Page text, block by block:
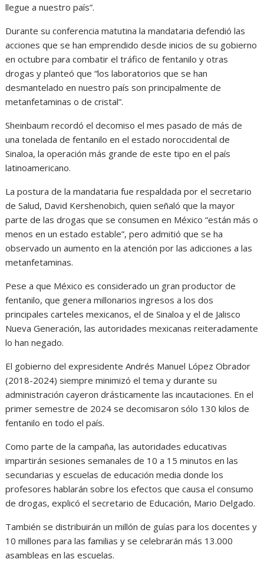
llegue a nuestro país”.
Durante su conferencia matutina la mandataria defendió las
acciones que se han emprendido desde inicios de su gobierno
en octubre para combatir el tráfico de fentanilo y otras
drogas y planteó que “los laboratorios que se han
desmantelado en nuestro país son principalmente de
metanfetaminas o de cristal”.
Sheinbaum recordó el decomiso el mes pasado de más de
una tonelada de fentanilo en el estado noroccidental de
Sinaloa, la operación más grande de este tipo en el país
latinoamericano.
La postura de la mandataria fue respaldada por el secretario
de Salud, David Kershenobich, quien señaló que la mayor
parte de las drogas que se consumen en México “están más o
menos en un estado estable”, pero admitió que se ha
observado un aumento en la atención por las adicciones a las
metanfetaminas.
Pese a que México es considerado un gran productor de
fentanilo, que genera millonarios ingresos a los dos
principales carteles mexicanos, el de Sinaloa y el de Jalisco
Nueva Generación, las autoridades mexicanas reiteradamente
lo han negado.
El gobierno del expresidente Andrés Manuel López Obrador
(2018-2024) siempre minimizó el tema y durante su
administración cayeron drásticamente las incautaciones. En el
primer semestre de 2024 se decomisaron sólo 130 kilos de
fentanilo en todo el país.
Como parte de la campaña, las autoridades educativas
impartirán sesiones semanales de 10 a 15 minutos en las
secundarias y escuelas de educación media donde los
profesores hablarán sobre los efectos que causa el consumo
de drogas, explicó el secretario de Educación, Mario Delgado.
También se distribuirán un millón de guías para los docentes y
10 millones para las familias y se celebrarán más 13.000
asambleas en las escuelas.